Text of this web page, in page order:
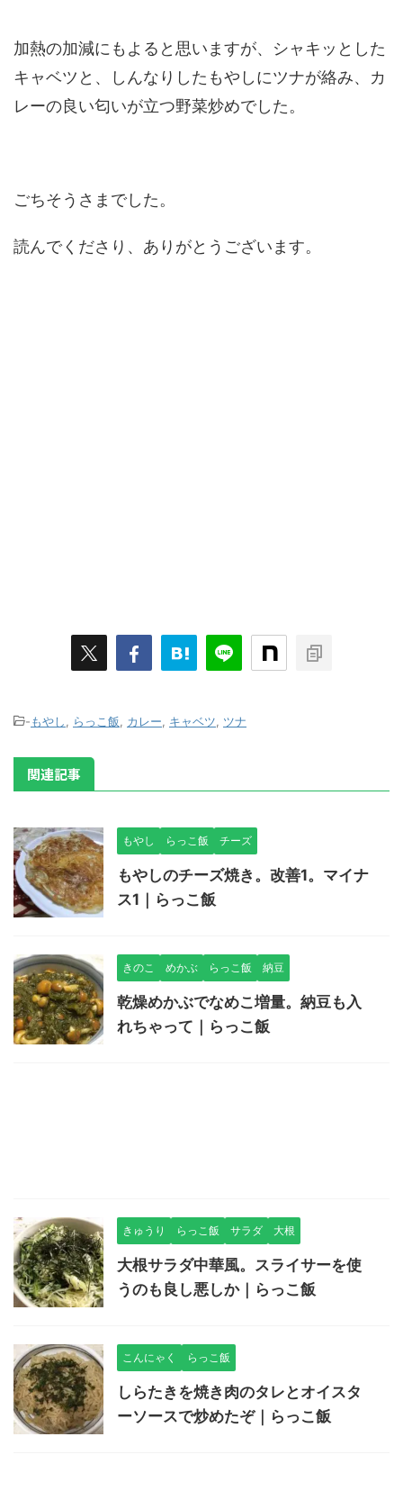
加熱の加減にもよると思いますが、シャキッとした
キャベツと、しんなりしたもやしにツナが絡み、カ
レーの良い匂いが立つ野菜炒めでした。
ごちそうさまでした。
読んでくださり、ありがとうございます。
-もやし らっこ飯 カレー キャベツ ツナ
関連記事
もやし らっこ飯 チーズ
もやしのチーズ焼き。改善1。マイナ
ス1｜らっこ飯
きのこ めかぶ らっこ飯 納豆
乾燥めかぶでなめこ増量。納豆も入
れちゃって｜らっこ飯
きゅうり らっこ飯 サラダ 大根
大根サラダ中華風。スライサーを使
うのも良し悪しか｜らっこ飯
こんにゃく らっこ飯
しらたきを焼き肉のタレとオイスタ
ーソースで炒めたぞ｜らっこ飯